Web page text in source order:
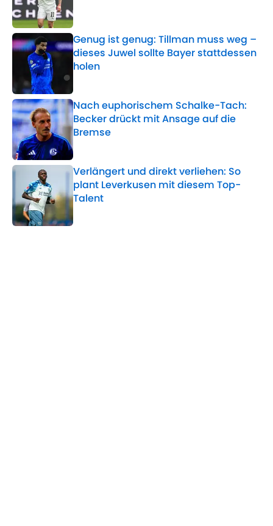
Genug ist genug: Tillman muss weg –
dieses Juwel sollte Bayer stattdessen
holen
Nach euphorischem Schalke-Tach:
Becker drückt mit Ansage auf die
Bremse
Published by on Invalid Date
Verlängert und direkt verliehen: So
plant Leverkusen mit diesem Top-
Talent
Published by on Invalid Date